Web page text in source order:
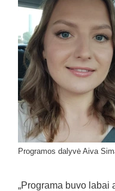
Programos dalyvė Aiva
„Programa buvo labai